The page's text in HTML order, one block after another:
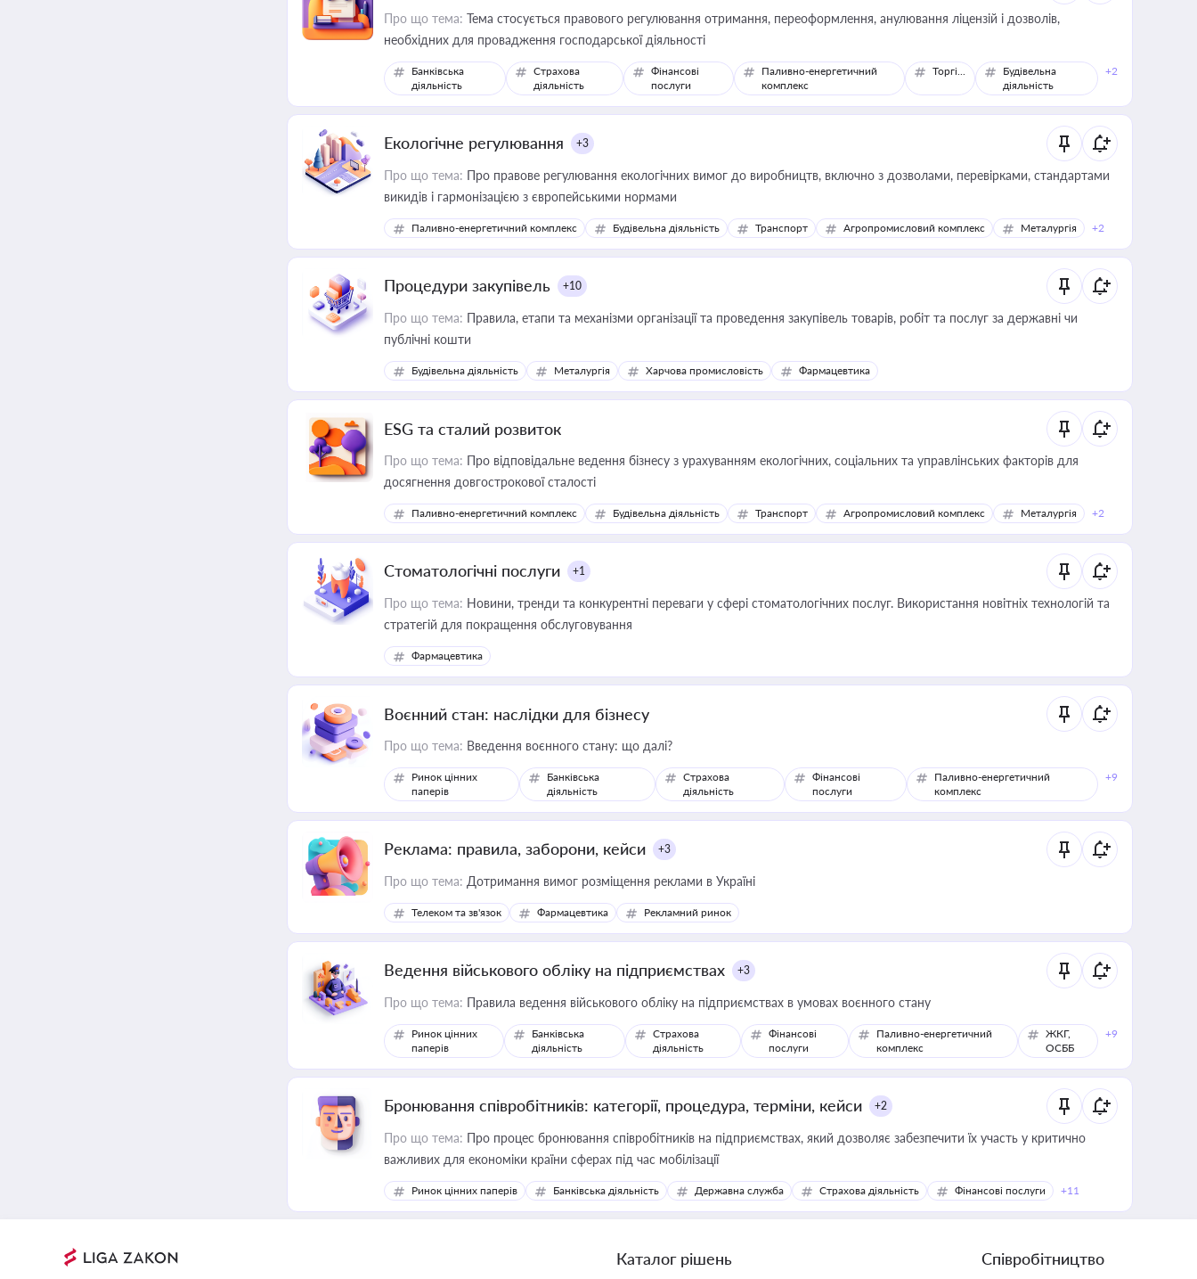
Про що тема: Тема стосується правового регулювання отримання, переоформлення, анулювання ліцензій і дозволів,
необхідних для провадження господарської діяльності
Банківська
діяльність
Страхова
діяльність
Фінансові
послуги
Паливно-енергетичний
комплекс
Торгівля
Будівельна
діяльність
+2
Екологічне регулювання +3
Про що тема: Про правове регулювання екологічних вимог до виробництв, включно з дозволами, перевірками, стандартами
викидів і гармонізацією з європейськими нормами
Паливно-енергетичний комплекс Будівельна діяльність Транспорт Агропромисловий комплекс Металургія +2
Процедури закупівель +10
Про що тема: Правила, етапи та механізми організації та проведення закупівель товарів, робіт та послуг за державні чи
публічні кошти
Будівельна діяльність Металургія Харчова промисловість Фармацевтика
ESG та сталий розвиток
Про що тема: Про відповідальне ведення бізнесу з урахуванням екологічних, соціальних та управлінських факторів для
досягнення довгострокової сталості
Паливно-енергетичний комплекс Будівельна діяльність Транспорт Агропромисловий комплекс Металургія +2
Стоматологічні послуги +1
Про що тема: Новини, тренди та конкурентні переваги у сфері стоматологічних послуг. Використання новітніх технологій та
стратегій для покращення обслуговування
Фармацевтика
Воєнний стан: наслідки для бізнесу
Про що тема: Введення воєнного стану: що далі?
Ринок цінних
паперів
Банківська
діяльність
Страхова
діяльність
Фінансові
послуги
Паливно-енергетичний
комплекс
+9
Реклама: правила, заборони, кейси +3
Про що тема: Дотримання вимог розміщення реклами в Україні
Телеком та зв'язок Фармацевтика Рекламний ринок
Ведення військового обліку на підприємствах +3
Про що тема: Правила ведення військового обліку на підприємствах в умовах воєнного стану
Ринок цінних
паперів
Банківська
діяльність
Страхова
діяльність
Фінансові
послуги
Паливно-енергетичний
комплекс
ЖКГ,
ОСББ
+9
Бронювання співробітників: категорії, процедура, терміни, кейси +2
Про що тема: Про процес бронювання співробітників на підприємствах, який дозволяє забезпечити їх участь у критично
важливих для економіки країни сферах під час мобілізації
Ринок цінних паперів Банківська діяльність Державна служба Страхова діяльність Фінансові послуги +11
Каталог рішень Співробітництво